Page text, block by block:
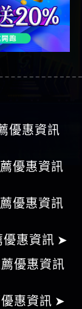
優惠資訊
優惠資訊
優惠資訊
優惠資訊 ➤
優惠資訊
惠資訊 ➤